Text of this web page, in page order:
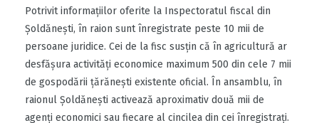
Potrivit informaţiilor oferite la Inspectoratul fiscal din
Şoldăneşti, în raion sunt înregistrate peste 10 mii de
persoane juridice. Cei de la fisc susţin că în agricultură ar
desfăşura activităţi economice maximum 500 din cele 7 mii
de gospodării ţărăneşti existente oficial. În ansamblu, în
raionul Şoldăneşti activează aproximativ două mii de
agenţi economici sau fiecare al cincilea din cei înregistraţi.